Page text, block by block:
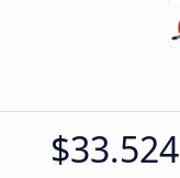
$33.524